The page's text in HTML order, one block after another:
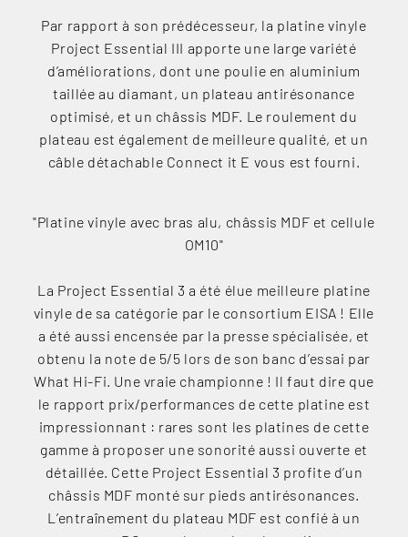
Par rapport à son prédécesseur, la platine vinyle
Project Essential III apporte une large variété
d’améliorations, dont une poulie en aluminium
taillée au diamant, un plateau antirésonance
optimisé, et un châssis MDF. Le roulement du
plateau est également de meilleure qualité, et un
câble détachable Connect it E vous est fourni.
"Platine vinyle avec bras alu, châssis MDF et cellule
OM10"
La Project Essential 3 a été élue meilleure platine
vinyle de sa catégorie par le consortium EISA ! Elle
a été aussi encensée par la presse spécialisée, et
obtenu la note de 5/5 lors de son banc d’essai par
What Hi-Fi. Une vraie championne ! Il faut dire que
le rapport prix/performances de cette platine est
impressionnant : rares sont les platines de cette
gamme à proposer une sonorité aussi ouverte et
détaillée. Cette Project Essential 3 profite d’un
châssis MDF monté sur pieds antirésonances.
L’entraînement du plateau MDF est confié à un